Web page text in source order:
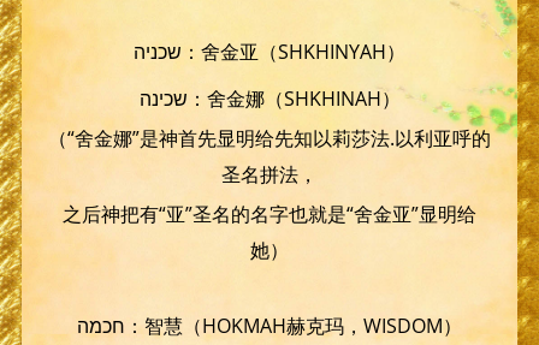
שכניה：舍金亚（SHKHINYAH）
שכינה：舍金娜（SHKHINAH）
（“舍金娜”是神首先显明给先知以莉莎法.以利亚呼的
圣名拼法，
之后神把有“亚”圣名的名字也就是“舍金亚”显明给
她）
חכמה：智慧（HOKMAH赫克玛，WISDOM）